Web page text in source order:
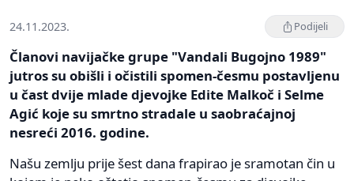
24.11.2023. Podijeli
Članovi navijačke grupe "Vandali Bugojno 1989"
jutros su obišli i očistili spomen-česmu postavljenu
u čast dvije mlade djevojke Edite Malkoč i Selme
Agić koje su smrtno stradale u saobraćajnoj
nesreći 2016. godine.
Našu zemlju prije šest dana frapirao je sramotan čin u